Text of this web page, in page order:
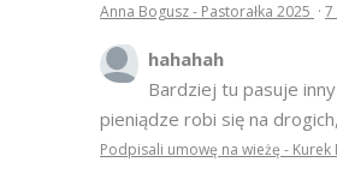
Anna Bogusz - Pastorałka 2025 · 7
hahahah
Bardziej tu pasuje
pieniądze robi się na
Podpisali umowę na wieżę - Kurek